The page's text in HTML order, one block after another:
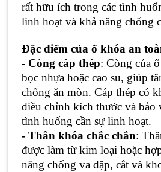
rất hữu ích trong các tình
linh hoạt và khả năng chống
Đặc điểm của ổ khóa an
- Còng cáp thép: Còng của
bọc nhựa hoặc cao su, giúp
chống ăn mòn. Cáp thép có
điều chỉnh kích thước và bảo
tình huống cần sự linh hoạt.
- Thân khóa chắc chắn:
được làm từ kim loại hoặc
năng chống va đập, cắt và